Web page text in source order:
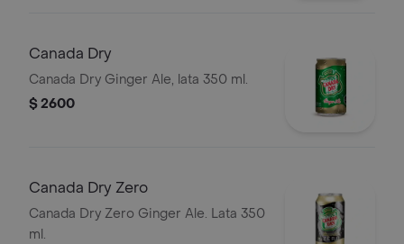
Canada Dry
Canada Dry Ginger Ale, lata 350 ml.
$ 2600
Canada Dry Zero
Canada Dry Zero Ginger Ale. Lata 350
ml.